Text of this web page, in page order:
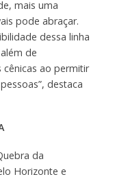
mais uma
pode abraçar.
dessa linha
de
ao permitir
destaca
da
Horizonte e